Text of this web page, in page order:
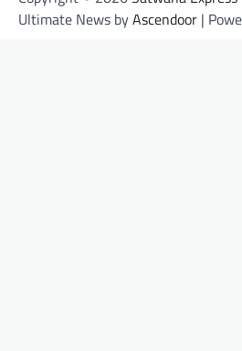
Ultimate News byAscendoor |